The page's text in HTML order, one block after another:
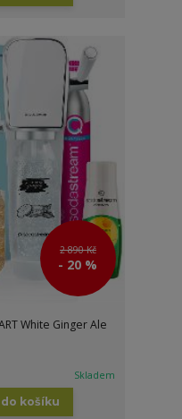
2 890 Kč
- 20 %
White Ginger Ale
Skladem
košíku